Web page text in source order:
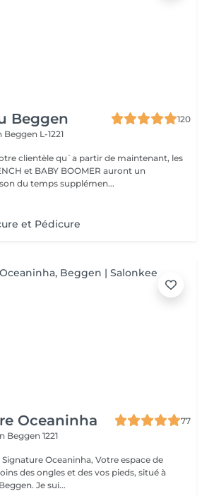
Beggen
120
Beggen L-1221
clientèle qu`a partir de maintenant, les
et BABY BOOMER auront un
supplément, en raison du temps supplémen...
et Pédicure
Oceaninha
77
Beggen 1221
Oceaninha, Votre espace de
des ongles et des vos pieds, situé à
Je sui...